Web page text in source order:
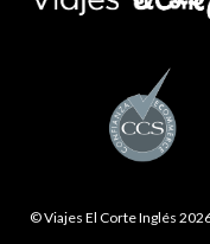
© Viajes El Corte Inglés